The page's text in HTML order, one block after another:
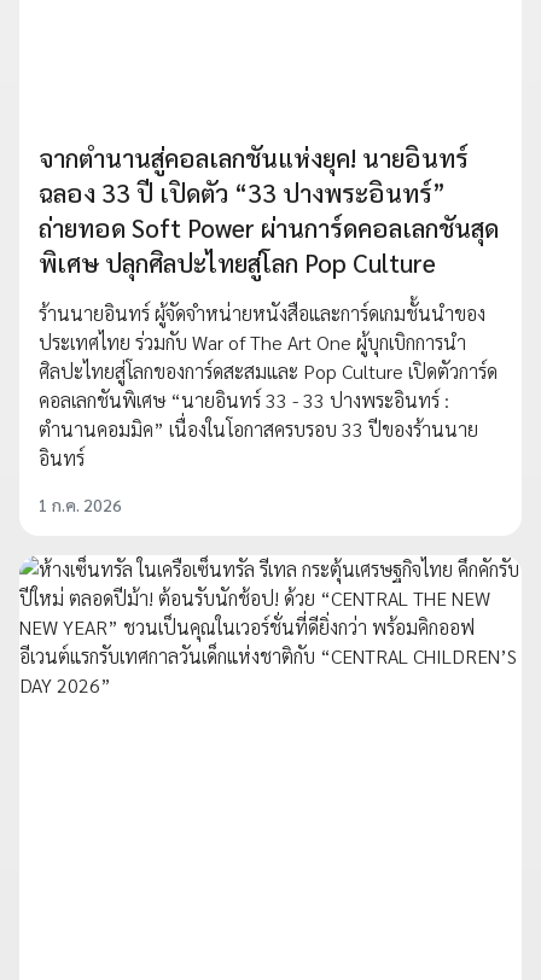
จากตำนานสู่คอลเลกชันแห่งยุค! นายอินทร์
ฉลอง 33 ปี เปิดตัว “33 ปางพระอินทร์”
ถ่ายทอด Soft Power ผ่านการ์ดคอลเลกชันสุด
พิเศษ ปลุกศิลปะไทยสู่โลก Pop Culture
ร้านนายอินทร์ ผู้จัดจำหน่ายหนังสือและการ์ดเกมชั้นนำของ
ประเทศไทย ร่วมกับ War of The Art One ผู้บุกเบิกการนำ
ศิลปะไทยสู่โลกของการ์ดสะสมและ Pop Culture เปิดตัวการ์ด
คอลเลกชันพิเศษ “นายอินทร์ 33 - 33 ปางพระอินทร์ :
ตำนานคอมมิค” เนื่องในโอกาสครบรอบ 33 ปีของร้านนาย
อินทร์
1 ก.ค. 2026